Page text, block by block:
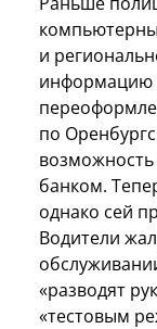
и
информацию
по
банком.
однако сей
Водители
«разводят
«тестовым